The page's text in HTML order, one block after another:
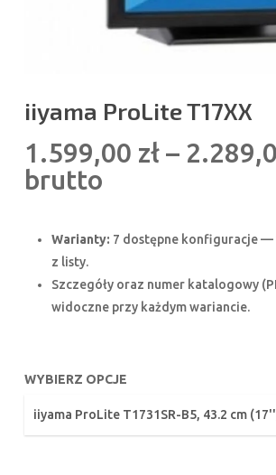
iiyama ProLite T17XX
1.599,00 zł –
brutto
Warianty: 7 dostępne konfiguracje —
z listy.
Szczegóły oraz numer katalogowy
widoczne przy każdym wariancie.
WYBIERZ OPCJE